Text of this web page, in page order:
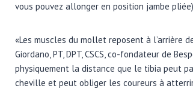
vous pouvez allonger en position jambe
«Les muscles du mollet reposent à l’arrière
Giordano, PT, DPT, CSCS, co-fondateur de
physiquement la distance que le tibia peut
cheville et peut obliger les coureurs à